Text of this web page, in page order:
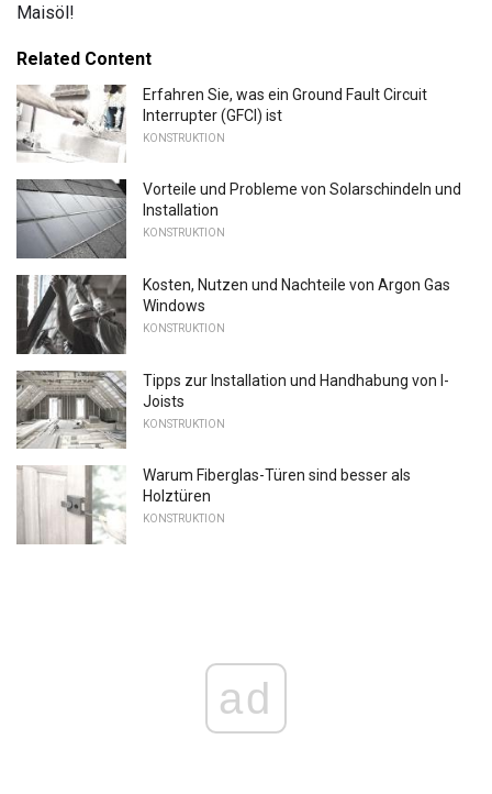
Maisöl!
Related Content
Erfahren Sie, was ein Ground Fault Circuit
Interrupter (GFCI) ist
KONSTRUKTION
Vorteile und Probleme von Solarschindeln und
Installation
KONSTRUKTION
Kosten, Nutzen und Nachteile von Argon Gas
Windows
KONSTRUKTION
Tipps zur Installation und Handhabung von I-
Joists
KONSTRUKTION
Warum Fiberglas-Türen sind besser als
Holztüren
KONSTRUKTION
ad